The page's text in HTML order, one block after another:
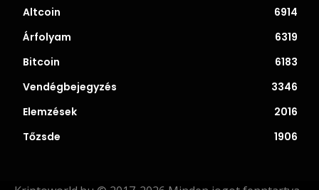
Altcoin
6914
Árfolyam
6319
Bitcoin
6183
Vendégbejegyzés
3346
Elemzések
2016
Tőzsde
1906